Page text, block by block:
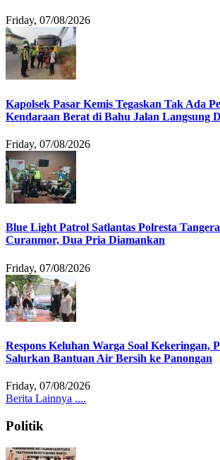
Friday, 07/08/2026
Kapolsek Pasar Kemis Tegaskan Tak Ada
Kendaraan Berat di Bahu Jalan Langsung
Friday, 07/08/2026
Blue Light Patrol Satlantas Polresta
Curanmor, Dua Pria Diamankan
Friday, 07/08/2026
Respons Keluhan Warga Soal Kekeringan,
Salurkan Bantuan Air Bersih ke Panongan
Friday, 07/08/2026
Berita Lainnya ....
Politik